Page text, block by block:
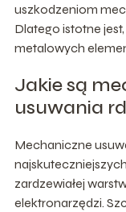
uszkodzeniom
Dlatego istotne
metalowych
Jakie są
usuwania
Mechaniczne
zardzewiałej
elektronarzędzi.